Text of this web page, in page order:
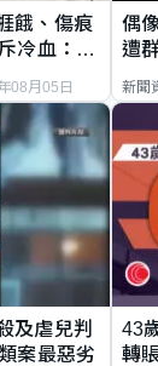
餓、傷痕
冷血：同
08月05日
偶
遭
新聞
及虐兒判
案最惡劣
43
轉